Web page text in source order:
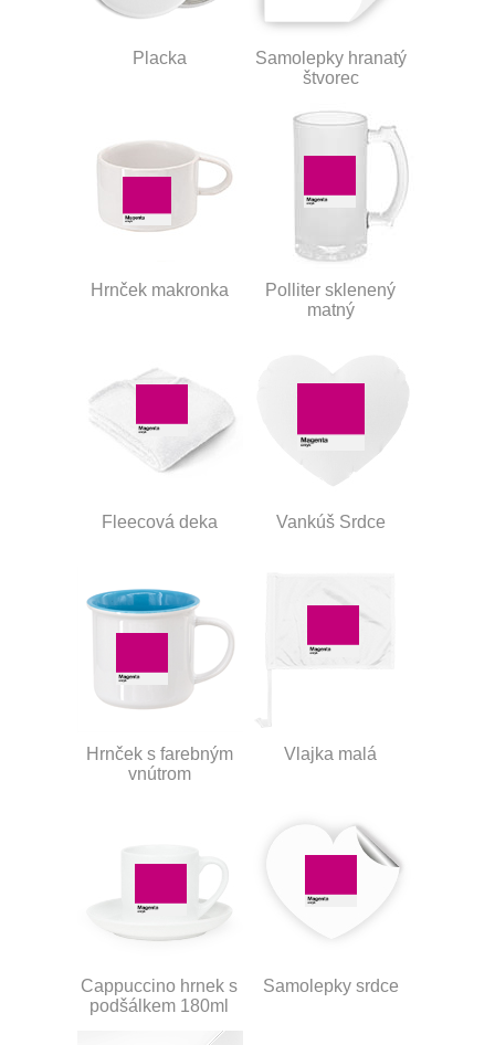
Placka
Samolepky hranatý
štvorec
Hrnček makronka
Polliter sklenený
matný
Fleecová deka Vankúš Srdce
Hrnček s farebným
vnútrom
Vlajka malá
Cappuccino hrnek s
podšálkem 180ml
Samolepky srdce